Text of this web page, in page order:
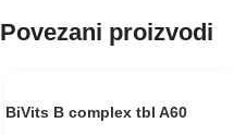
Povezani proizvodi
BiVits B complex tbl A60